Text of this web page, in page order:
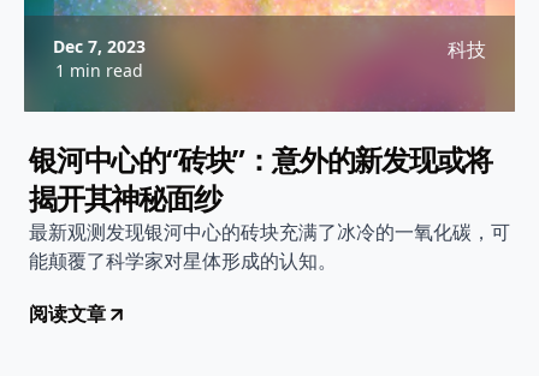
Dec 7, 2023
1 min read
科技
银河中心的“砖块”：意外的新发现或将
揭开其神秘面纱
最新观测发现银河中心的砖块充满了冰冷的一氧化碳，可
能颠覆了科学家对星体形成的认知。
阅读文章